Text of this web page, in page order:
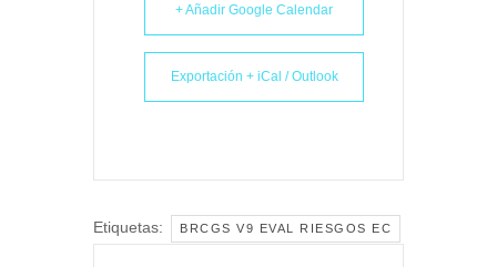
+ Añadir Google Calendar
Exportación + iCal / Outlook
Etiquetas: BRCGS V9 EVAL RIESGOS EC